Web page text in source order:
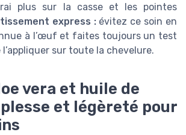
plus sur la casse et les pointes
express :évitez ce soin en
à l’œuf et faites toujours un test
sur toute la chevelure.
vera et huile de
et légèreté pour